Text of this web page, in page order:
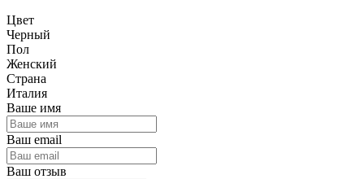
Цвет
Черный
Пол
Женский
Страна
Италия
Ваше имя
Ваш email
Ваш отзыв